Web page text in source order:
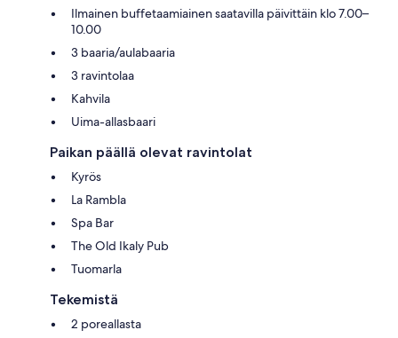
Ilmainen buffetaamiainen saatavilla päivittäin klo 7.00–
10.00
3 baaria/aulabaaria
3 ravintolaa
Kahvila
Uima-allasbaari
Paikan päällä olevat ravintolat
Kyrös
La Rambla
Spa Bar
The Old Ikaly Pub
Tuomarla
Tekemistä
2 poreallasta